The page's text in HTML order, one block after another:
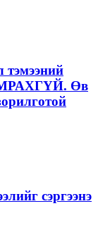
Өв
сэргээнэ